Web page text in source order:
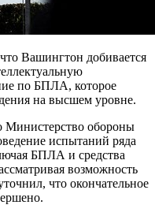
Вашингтон добивается
по БПЛА, которое
на высшем уровне.
Министерство обороны
испытаний ряда
БПЛА и средства
возможность
что окончательное